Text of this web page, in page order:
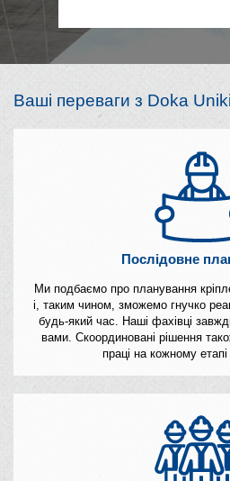
Ваші переваги з Doka
Послідовне
Ми подбаємо про планування
і, таким чином, зможемо гнучко
будь-який час. Наші фахівці
вами. Скоординовані рішення
праці на кожному етапі